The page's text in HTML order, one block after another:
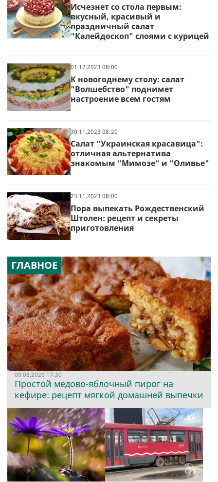
Исчезнет со стола первым:
вкусный, красивый и
праздничный салат
"Калейдоскоп" слоями с курицей
01.12.2023 08:00
К новогоднему столу: салат
"Волшебство" поднимет
настроение всем гостям
30.11.2023 08:20
Салат "Украинская красавица":
отличная альтернатива
знакомым "Мимозе" и "Оливье"
23.11.2023 08:00
Пора выпекать Рождественский
Штолен: рецепт и секреты
приготовления
ГЛАВНОЕ
09.08.2026 17:30
Простой медово-яблочный пирог на
кефире: рецепт мягкой домашней выпечки